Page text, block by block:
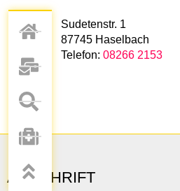
Sudetenstr. 1
87745 Haselbach
Telefon:08266 2153
ANSCHRIFT